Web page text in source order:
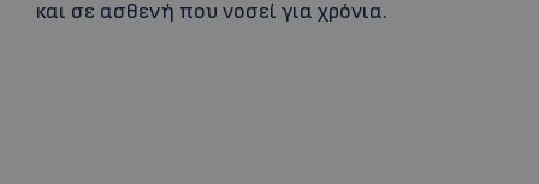
και σε ασθενή που νοσεί για χρόνια.